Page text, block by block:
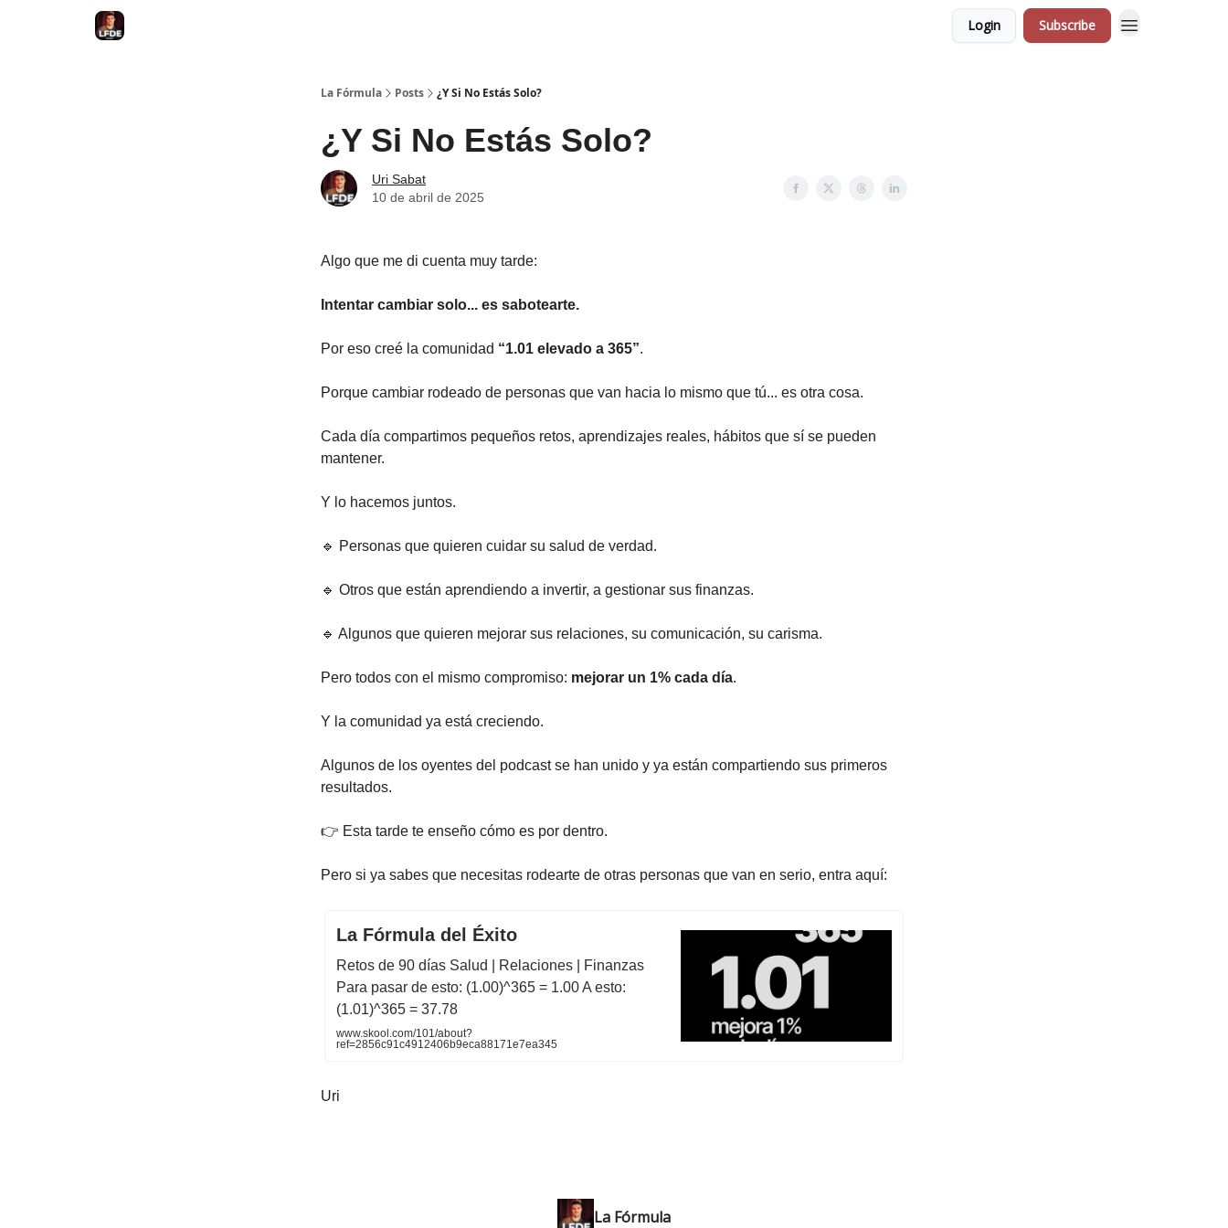
Login Subscribe
La Fórmula Posts ¿Y Si No Estás Solo?
¿Y Si No Estás Solo?
Uri Sabat
10 de abril de 2025
Algo que me di cuenta muy tarde:
Intentar cambiar solo... es sabotearte.
Por eso creé la comunidad “1.01 elevado a 365”.
Porque cambiar rodeado de personas que van hacia lo mismo que tú... es otra cosa.
Cada día compartimos pequeños retos, aprendizajes reales, hábitos que sí se pueden
mantener.
Y lo hacemos juntos.
🔹 Personas que quieren cuidar su salud de verdad.
🔹 Otros que están aprendiendo a invertir, a gestionar sus finanzas.
🔹 Algunos que quieren mejorar sus relaciones, su comunicación, su carisma.
Pero todos con el mismo compromiso: mejorar un 1% cada día.
Y la comunidad ya está creciendo.
Algunos de los oyentes del podcast se han unido y ya están compartiendo sus primeros
resultados.
👉 Esta tarde te enseño cómo es por dentro.
Pero si ya sabes que necesitas rodearte de otras personas que van en serio, entra aquí:
La Fórmula del Éxito
Retos de 90 días Salud | Relaciones | Finanzas
Para pasar de esto: (1.00)^365 = 1.00 A esto:
(1.01)^365 = 37.78
www.skool.com/101/about?
ref=2856c91c4912406b9eca88171e7ea345
Uri
La Fórmula